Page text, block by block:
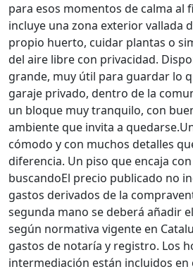
para esos momentos de calma al
incluye una zona exterior vallada
propio huerto, cuidar plantas o
del aire libre con privacidad.
grande, muy útil para guardar lo
garaje privado, dentro de la
un bloque muy tranquilo, con
ambiente que invita a
cómodo y con muchos detalles
diferencia. Un piso que encaja
buscandoEl precio publicado no
gastos derivados de la
segunda mano se deberá añadir
según normativa vigente en
gastos de notaría y registro. Los
intermediación están incluidos en